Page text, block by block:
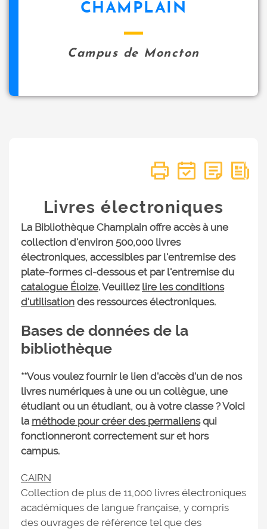
CHAMPLAIN
Campus de Moncton
Livres électroniques
La Bibliothèque Champlain offre accès à une
collection d'environ 500,000 livres
électroniques, accessibles par l'entremise des
plate-formes ci-dessous et par l'entremise du
catalogue Éloize. Veuillez lire les conditions
d'utilisation des ressources électroniques.
Bases de données de la
bibliothèque
**Vous voulez fournir le lien d'accès d'un de nos
livres numériques à une ou un collègue, une
étudiant ou un étudiant, ou à votre classe ? Voici
la méthode pour créer des permaliensqui
fonctionneront correctement sur et hors
campus.
CAIRN
Collection de plus de 11,000 livres électroniques
académiques de langue française, y compris
des ouvrages de référence tel que des